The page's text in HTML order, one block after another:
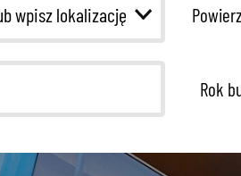
Rok